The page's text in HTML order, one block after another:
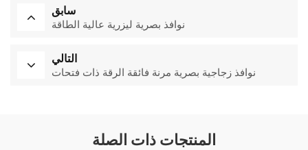
سابق
نوافذ بصرية ليزرية عالية الطاقة
التالي
نوافذ زجاجية بصرية مرنة فائقة الرقة ذات فتحات
المنتجات ذات الصلة